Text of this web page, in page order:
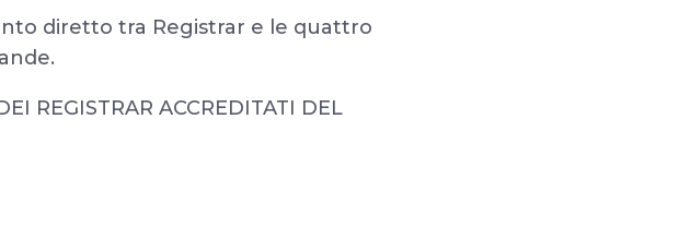
diretto tra Registrar e le quattro
REGISTRAR ACCREDITATI DEL